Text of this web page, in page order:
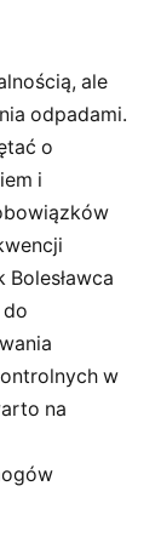
ale
odpadami.
o
i
do
w
na